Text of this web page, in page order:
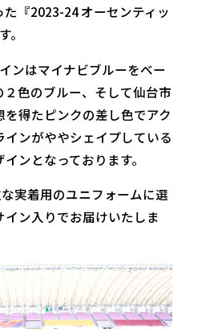
『2023-24 オーセンティッ
。
ンはマイナビブルーをベー
色のブルー、そして仙台市
得たピンクの差し色でアク
ンがややシェイプしている
ンとなっております。
実着用のユニフォームに選
ン入りでお届けいたしま